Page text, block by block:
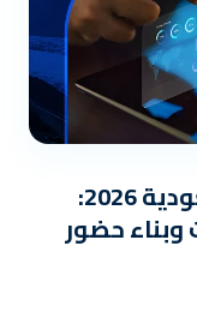
التسويق الإلكتروني في السعودية 2026:
وبناء حضور